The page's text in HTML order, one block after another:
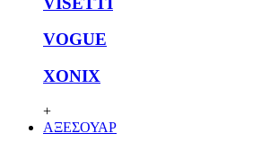
VOGUE
XONIX
+
ΑΞΕΣΟΥΑΡ